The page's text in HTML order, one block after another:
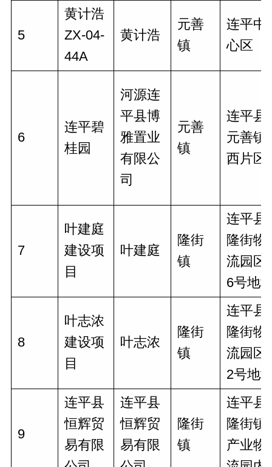
5
黄计浩
ZX-04-
44A
黄计浩
元善
镇
连平中
心区
6
连平碧
桂园
河源连
平县博
雅置业
有限公
司
元善
镇
连平县
元善镇
西片区
7
叶建庭
建设项
目
叶建庭
隆街
镇
连平县
隆街物
流园区
6号地
8
叶志浓
建设项
目
叶志浓
隆街
镇
连平县
隆街物
流园区
2号地
9
连平县
恒辉贸
易有限
连平县
恒辉贸
易有限
隆街
镇
连平县
隆街镇
产业物